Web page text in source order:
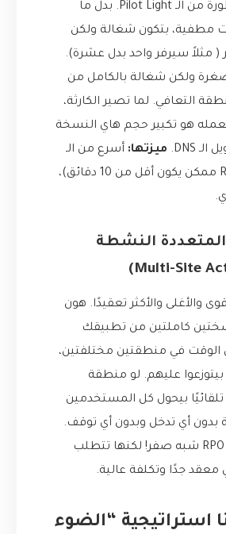
هاي نسخة مطورة من الـ Pilot Light. بدل ما
مطفية، بتكون شغالة ولكن
مثلاً سيرفر واحد بدل عشرة).
ولكن شغالة بالكامل من
التعافي. لما تصير الكارثة،
هو تكبير حجم هاي النسخة
ميزتها: أسرع من الـ
Pilot Light (RTO ممكن يكون أقل من 10 دقائق)،
المتعددة النشطة
والأغلى والأكثر تعقيدًا. هون
كاملتين من تطبيقك
في منطقتين مختلفتين،
عليهم. لو منطقة
بيحول كل المستخدمين
بدون أي تدخل وبدون أي توقف.
RTO و RPO شبه صفر! لكنها تتطلب
جدًا وتكلفة عالية.
استراتيجية “الضوء